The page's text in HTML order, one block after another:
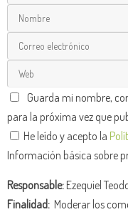
Guarda mi nombre,
para la próxima vez que
He leído y acepto la
Información básica sobre
Responsable:Ezequiel
Finalidad: Moderar los